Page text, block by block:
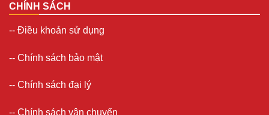
CHÍNH SÁCH
-- Điều khoản sử dụng
-- Chính sách bảo mật
-- Chính sách đại lý
-- Chính sách vận chuyển